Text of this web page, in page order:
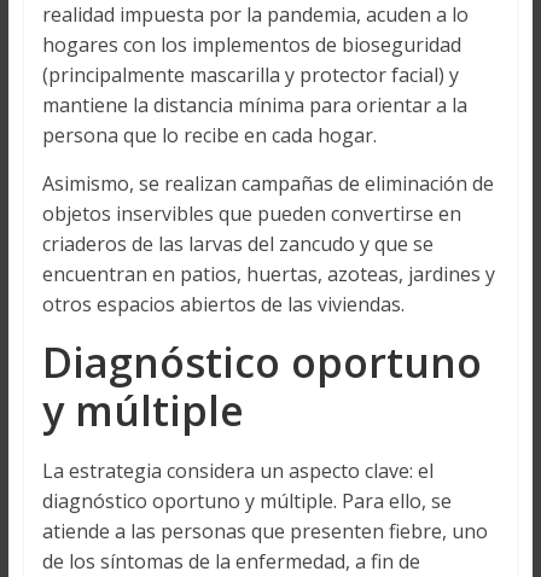
realidad impuesta por la pandemia, acuden a lo
hogares con los implementos de bioseguridad
(principalmente mascarilla y protector facial) y
mantiene la distancia mínima para orientar a la
persona que lo recibe en cada hogar.
Asimismo, se realizan campañas de eliminación de
objetos inservibles que pueden convertirse en
criaderos de las larvas del zancudo y que se
encuentran en patios, huertas, azoteas, jardines y
otros espacios abiertos de las viviendas.
Diagnóstico oportuno
y múltiple
La estrategia considera un aspecto clave: el
diagnóstico oportuno y múltiple. Para ello, se
atiende a las personas que presenten fiebre, uno
de los síntomas de la enfermedad, a fin de